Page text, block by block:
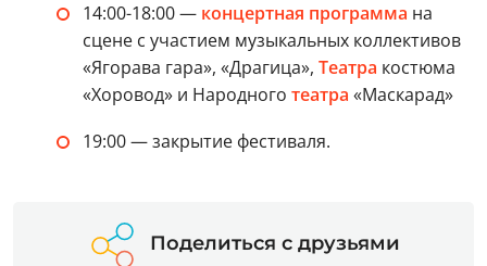
14:00-18:00 — концертная программа на
сцене с участием музыкальных коллективов
«Ягорава гара», «Драгица», Театра костюма
«Хоровод» и Народного театра «Маскарад»
19:00 — закрытие фестиваля.
Поделиться с друзьями